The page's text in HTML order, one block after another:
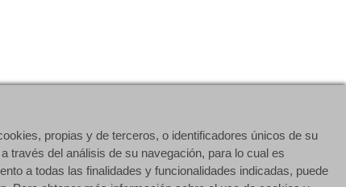
propias y de terceros, o identificadores únicos de su
través del análisis de su navegación, para lo cual es
a todas las finalidades y funcionalidades indicadas, puede